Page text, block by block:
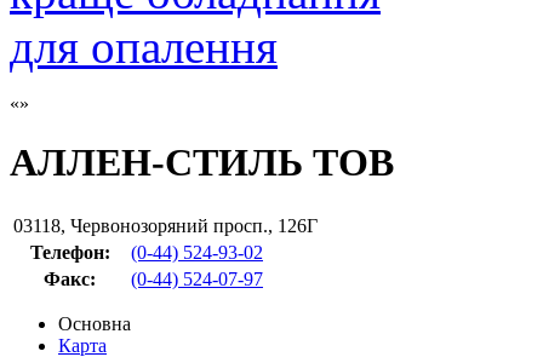
АЛЛЕН-СТИЛЬ ТОВ
03118, Червонозоряний просп., 126Г
Телефон:
(0-44) 524-93-02
Факс: (0-44) 524-07-97
Основна
Карта